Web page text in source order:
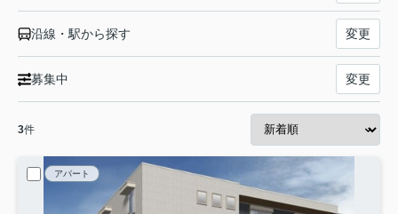
沿線・駅から探す 変更
募集中 変更
3件
アパート